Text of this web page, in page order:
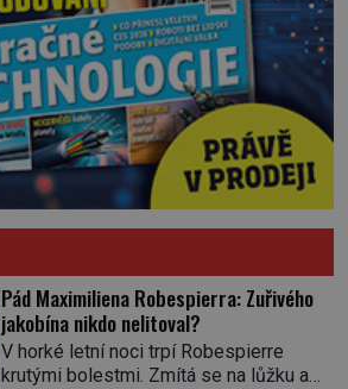
Pád Maximiliena Robespierra: Zuřivého
jakobína nikdo nelitoval?
V horké letní noci trpí Robespierre
krutými bolestmi. Zmítá se na lůžku a